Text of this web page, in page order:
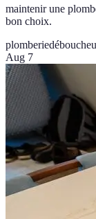
maintenir une
bon choix.
plomberie
Aug 7